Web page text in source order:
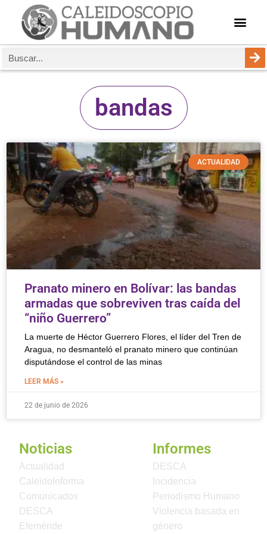
bandas
ACTUALIDAD
Pranato minero en Bolívar: las bandas
armadas que sobreviven tras caída del
“niño Guerrero”
La muerte de Héctor Guerrero Flores, el líder del Tren de
Aragua, no desmanteló el pranato minero que continúan
disputándose el control de las minas
LEER MÁS »
22 de junio de 2026
Noticias
Actualidad
CaleidoInforma
Comunicados
DESCA
Efeméride
Informes
DESCA
Incidencia
Periodismo Humano
Violencia basada en
género